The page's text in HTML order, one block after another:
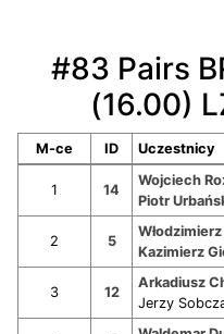
#83 Pairs
(16.00)
M-ce ID Uczestnicy
1 14
Wojciech
Piotr
2 5
Kazimierz
3 12
Arkadiusz
Jerzy